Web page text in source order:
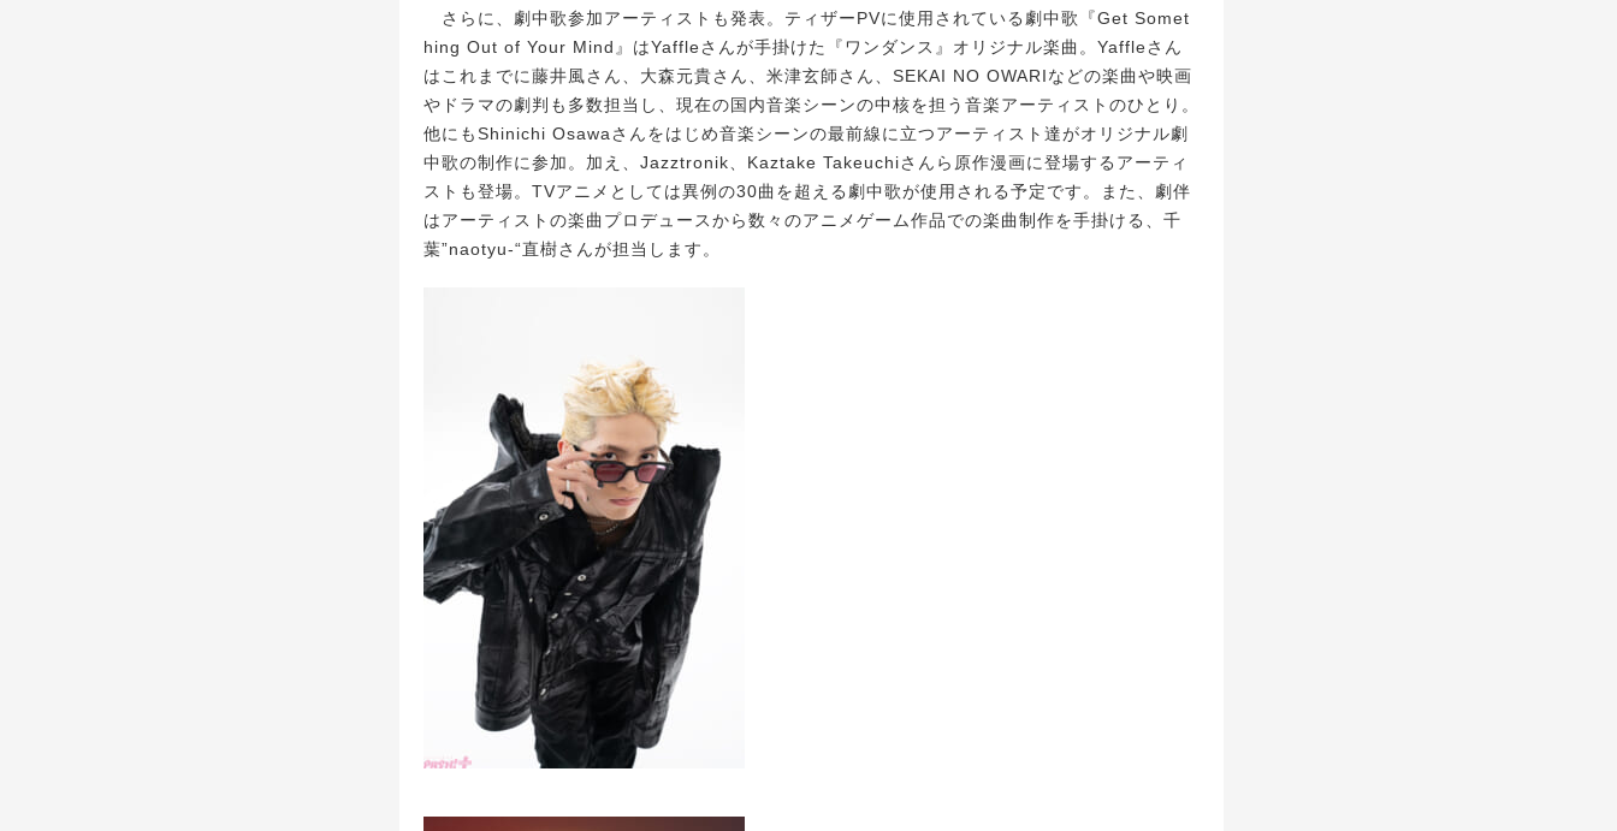
さらに、劇中歌参加アーティストも発表。ティザーPVに使用されている劇中歌『Get Somet
hing Out of Your Mind』はYaffleさんが手掛けた『ワンダンス』オリジナル楽曲。Yaffleさん
はこれまでに藤井風さん、大森元貴さん、米津玄師さん、SEKAI NO OWARIなどの楽曲や映画
やドラマの劇判も多数担当し、現在の国内音楽シーンの中核を担う音楽アーティストのひとり。
他にもShinichi Osawaさんをはじめ音楽シーンの最前線に立つアーティスト達がオリジナル劇
中歌の制作に参加。加え、Jazztronik、Kaztake Takeuchiさんら原作漫画に登場するアーティ
ストも登場。TVアニメとしては異例の30曲を超える劇中歌が使用される予定です。また、劇伴
はアーティストの楽曲プロデュースから数々のアニメゲーム作品での楽曲制作を手掛ける、千
葉”naotyu-“直樹さんが担当します。